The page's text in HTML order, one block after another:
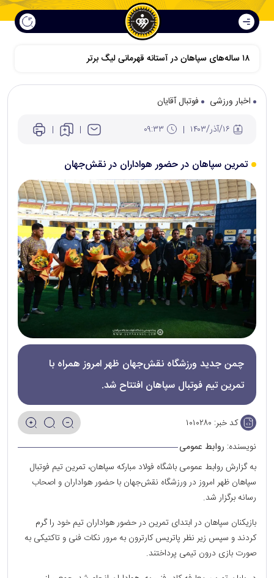
اخبار ورزشی
فوتبال آقایان
تمرین سپاهان در حضور هواداران در نقش‌جهان
چمن جدید ورزشگاه نقش‌جهان ظهر امروز همراه با
تمرین تیم فوتبال سپاهان افتتاح شد.
کد خبر: ۱۰۱۰۲۸۰
نویسنده: روابط عمومی
به گزارش روابط عمومی باشگاه فولاد مبارکه سپاهان، تمرین تیم فوتبال
سپاهان ظهر امروز در ورزشگاه نقش‌جهان با حضور هواداران و اصحاب
رسانه برگزار شد.
بازیکنان سپاهان در ابتدای تمرین در حضور هواداران تیم خود را گرم
کردند و سپس زیر نظر پاتریس کارترون به مرور نکات فنی و تاکتیکی به
صورت بازی درون تیمی پرداختند.